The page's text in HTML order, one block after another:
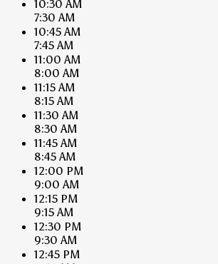
10:30 AM
7:30 AM
10:45 AM
7:45 AM
11:00 AM
8:00 AM
11:15 AM
8:15 AM
11:30 AM
8:30 AM
11:45 AM
8:45 AM
12:00 PM
9:00 AM
12:15 PM
9:15 AM
12:30 PM
9:30 AM
12:45 PM